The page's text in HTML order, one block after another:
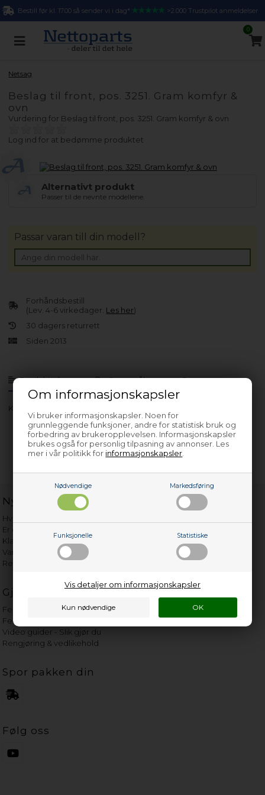
Om informasjonskapsler
Vi bruker informasjonskapsler. Noen for
grunnleggende funksjoner, andre for statistisk bruk og
forbedring av brukeropplevelsen. Informasjonskapsler
brukes også for personlig tilpasning av annonser. Les
mer i vår politikk for informasjonskapsler
Nødvendige Markedsføring
Funksjonelle Statistiske
Vis detaljer om informasjonskapsler
Bestill før kl. 17.00 så sender vi i dag* >2.000 Trustpilot anmeldelser
0
Netsag
Beslag til front, pos. 3251. Gram komfyr &
ovn
Vurdering for Beslag til front, pos. 3251. Gram komfyr & ovn
Log ind for at bedømme produktet
Alternativt produkt
Passer til de nevnte modellene.
Produktinfo Spørsmål om varen?
KE600-60VN
Forhåndsbestill
(Lev. 4-6 virkedager. Les her)
30 dagers returrett
Siden 2013
Passar varan till din modell?
Nyttige lenker
Hvor gammelt er apparatet mitt?
Er det verdt å reparere?
Klage på bassengrobot
Vannets hardhetsgrad
Reservedeler etter merke
Gjør det selv-hjelp
Feilkoder - Søk etter kode
Feilsøk - Søk etter feil
Video guider - Slik gjør du
Rengjøring & vedlikehold
Spor pakken din
Følg oss